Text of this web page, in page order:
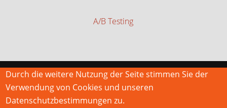
A/B Testing
Durch die weitere Nutzung der Seite stimmen Sie der
Verwendung von Cookies und unseren
Datenschutzbestimmungen zu.